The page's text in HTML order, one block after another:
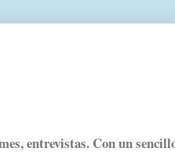
entrevistas. Con un